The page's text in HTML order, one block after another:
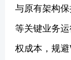
与原有架构
等关键业务
权成本，规